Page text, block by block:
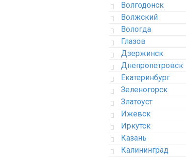
Волгодонск
Волжский
Вологда
Глазов
Дзержинск
Днепропетровск
Екатеринбург
Зеленогорск
Златоуст
Ижевск
Иркутск
Казань
Калининград